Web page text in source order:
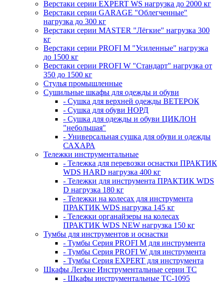
Верстаки серии EXPERT WS нагрузка до 2000 кг
Верстаки серии GARAGE "Облегченные"
нагрузка до 300 кг
Верстаки серии MASTER "Лёгкие" нагрузка 300
кг
Верстаки серии PROFI M "Усиленные" нагрузка
до 1500 кг
Верстаки серии PROFI W "Стандарт" нагрузка от
350 до 1500 кг
Стулья промышленные
Сушильные шкафы для одежды и обуви
- Сушка для верхней одежды ВЕТЕРОК
- Сушка для обуви НОРД
- Сушка для одежды и обуви ЦИКЛОН
"небольшая"
- Универсальная сушка для обуви и одежды
САХАРА
Тележки инструментальные
- Тележка для перевозки оснастки ПРАКТИК
WDS HARD нагрузка 400 кг
- Тележки для инструмента ПРАКТИК WDS
D нагрузка 180 кг
- Тележки на колесах для инструмента
ПРАКТИК WDS нагрузка 145 кг
- Тележки органайзеры на колесах
ПРАКТИК WDS NEW нагрузка 150 кг
Тумбы для инструментов и оснастки
- Тумбы Серия PROFI M для инструмента
- Тумбы Серия PROFI W для инструмента
- Тумбы Серия EXPERT для инструмента
Шкафы Легкие Инструментальные серии ТС
- Шкафы инструментальные TC-1095